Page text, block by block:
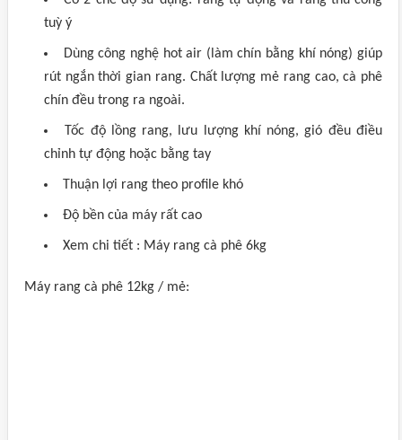
tuỳ ý
Dùng công nghệ hot air (làm chín bằng khí nóng) giúp
rút ngắn thời gian rang. Chất lượng mẻ rang cao, cà phê
chín đều trong ra ngoài.
Tốc độ lồng rang, lưu lượng khí nóng, gió đều điều
chỉnh tự động hoặc bằng tay
Thuận lợi rang theo profile khó
Độ bền của máy rất cao
Xem chi tiết : Máy rang cà phê 6kg
Máy rang cà phê 12kg / mẻ: